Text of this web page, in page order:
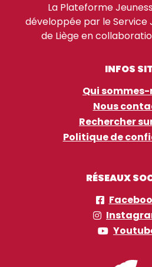
La Plateforme
développée par le Service
de Liège en
INFOS
Qui sommes-
Nous
Rechercher
Politique de
RÉSEAUX